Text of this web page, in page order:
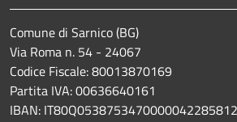
Comune di Sarnico (BG)
Via Roma n. 54 - 24067
Codice Fiscale: 80013870169
Partita IVA: 00636640161
IBAN: IT80Q0538753470000042285812